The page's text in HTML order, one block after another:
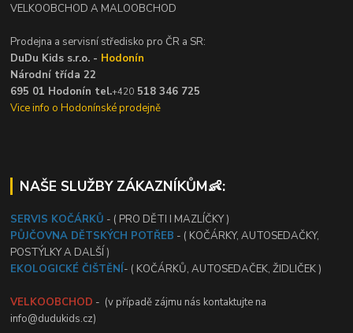
VELKOOBCHOD A MALOOBCHOD
Prodejna a servisní středisko pro ČR a SR:
DuDu Kids s.r.o. - Hodonín
Národní třída 22
695 01 Hodonín tel.+420 518 346 725
Vice info o Hodonínské prodejně
NAŠE SLUŽBY ZÁKAZNÍKŮM👶:
SERVIS KOČÁRKŮ - ( PRO DĚTI I MAZLÍČKY )
PŮJČOVNA DĚTSKÝCH POTŘEB - ( KOČÁRKY, AUTOSEDAČKY,
POSTÝLKY A DALŠÍ )
EKOLOGICKÉ ČIŠTĚNÍ- ( KOČÁRKŮ, AUTOSEDAČEK, ŽIDLIČEK )
VELKOOBCHOD - (v případě zájmu nás kontaktujte na
info@dudukids.cz)